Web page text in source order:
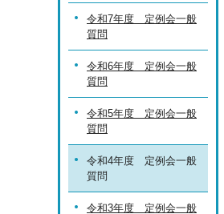
令和7年度 定例会一般
質問
令和6年度 定例会一般
質問
令和5年度 定例会一般
質問
令和4年度 定例会一般
質問
令和3年度 定例会一般